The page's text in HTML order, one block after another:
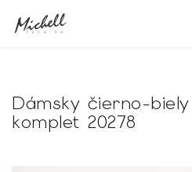
Dámsky čierno-
komplet 20278